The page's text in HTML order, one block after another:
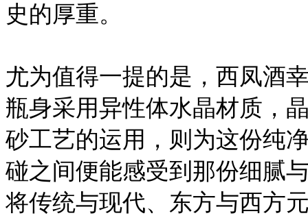
史的厚重。
尤为值得一提的是，西凤酒
瓶身采用异性体水晶材质，
砂工艺的运用，则为这份纯
碰之间便能感受到那份细腻
将传统与现代、东方与西方